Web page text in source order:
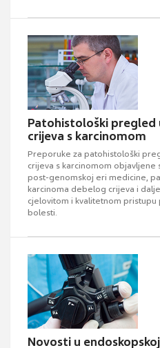
Patohistološki pregled
crijeva s karcinomom
Preporuke za patohistološki
crijeva s karcinomom objavljene
post-genomskoj eri medicine,
karcinoma debelog crijeva i
cjelovitom i kvalitetnom
bolesti.
Novosti u